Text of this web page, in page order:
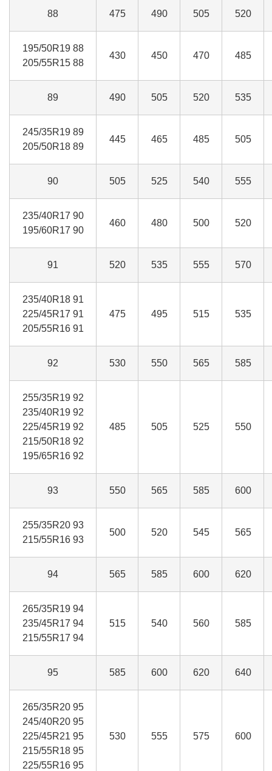
88 475 490 505 520
195/50R19 88
205/55R15 88
430 450 470 485
89 490 505 520 535
245/35R19 89
205/50R18 89
445 465 485 505
90 505 525 540 555
235/40R17 90
195/60R17 90
460 480 500 520
91 520 535 555 570
235/40R18 91
225/45R17 91
205/55R16 91
475 495 515 535
92 530 550 565 585
255/35R19 92
235/40R19 92
225/45R19 92
215/50R18 92
195/65R16 92
485 505 525 550
93 550 565 585 600
255/35R20 93
215/55R16 93
500 520 545 565
94 565 585 600 620
265/35R19 94
235/45R17 94
215/55R17 94
515 540 560 585
95 585 600 620 640
265/35R20 95
245/40R20 95
225/45R21 95
215/55R18 95
225/55R16 95
530 555 575 600